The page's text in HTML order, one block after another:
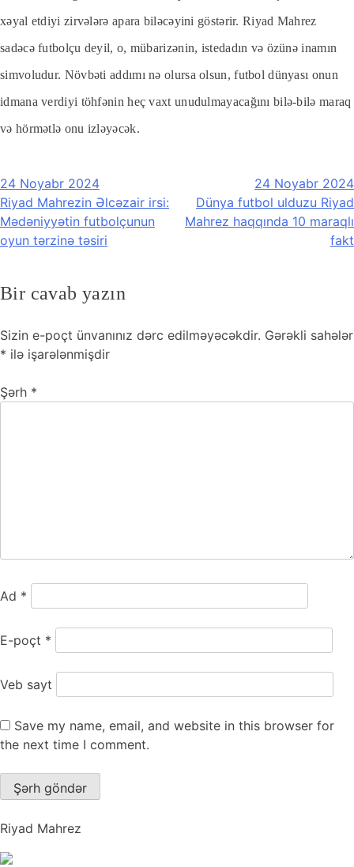
xəyal etdiyi zirvələrə apara biləcəyini göstərir. Riyad Mahrez
sadəcə futbolçu deyil, o, mübarizənin, istedadın və özünə inamın
simvoludur. Növbəti addımı nə olursa olsun, futbol dünyası onun
idmana verdiyi töhfənin heç vaxt unudulmayacağını bilə-bilə maraq
və hörmətlə onu izləyəcək.
Yazı
naviqasiyası
24 Noyabr 2024
Riyad Mahrezin Əlcəzair irsi:
Mədəniyyətin futbolçunun
oyun tərzinə təsiri
24 Noyabr 2024
Dünya futbol ulduzu Riyad
Mahrez haqqında 10 maraqlı
fakt
Bir cavab yazın
Sizin e-poçt ünvanınız dərc edilməyəcəkdir. Gərəkli sahələr
* ilə işarələnmişdir
Şərh *
Ad *
E-poçt *
Veb sayt
Save my name, email, and website in this browser for
the next time I comment.
Riyad Mahrez